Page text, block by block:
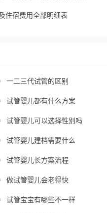
住宿费用全部明细表
一二三代试管的区别
试管婴儿都有什么方案
试管婴儿可以选择性别吗
试管婴儿建档需要什么
试管婴儿长方案流程
做试管婴儿会老得快
试管宝宝有哪些不一样